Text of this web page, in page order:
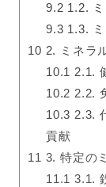
9.2 1.2.
9.3 1.3.
10 2. ミネラ
10.1 2.1.
10.2 2.2.
10.3 2.3.
貢献
11 3. 特定の
11.1 3.1.